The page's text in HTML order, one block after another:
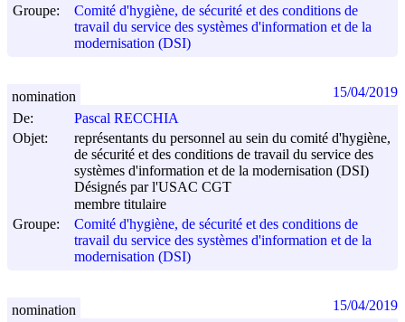
Groupe:
Comité d'hygiène, de sécurité et des conditions de
travail du service des systèmes d'information et de la
modernisation (DSI)
De:
Pascal RECCHIA
Objet:
représentants du personnel au sein du comité d'hygiène,
de sécurité et des conditions de travail du service des
systèmes d'information et de la modernisation (DSI)
Désignés par l'USAC CGT
membre titulaire
Groupe:
Comité d'hygiène, de sécurité et des conditions de
travail du service des systèmes d'information et de la
modernisation (DSI)
nomination 15/04/2019
nomination 15/04/2019